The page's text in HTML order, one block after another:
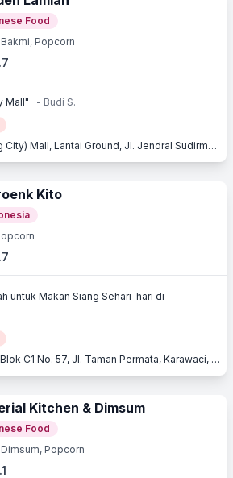
Food
Popcorn
Mall"
- Budi S.
Tang City (Tangerang City) Mall, Lantai Ground, Jl. Jendral Sudirman No. 1, Kota Tangerang, Tangerang, Banten
Kito
untuk Makan Siang Sehari-hari di
Ruko Asia Millenium, Blok C1 No. 57, Jl. Taman Permata, Karawaci, Tangerang, Banten
Kitchen & Dimsum
Food
Popcorn